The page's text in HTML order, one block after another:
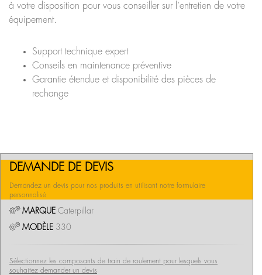
à votre disposition pour vous conseiller sur l’entretien de votre
équipement.
Support technique expert
Conseils en maintenance préventive
Garantie étendue et disponibilité des pièces de
rechange
DEMANDE DE DEVIS
Demandez un devis pour nos produits en utilisant notre formulaire
personnalisé
MARQUE Caterpillar
MODÈLE 330
Sélectionnez les composants de train de roulement pour lesquels vous
souhaitez demander un devis